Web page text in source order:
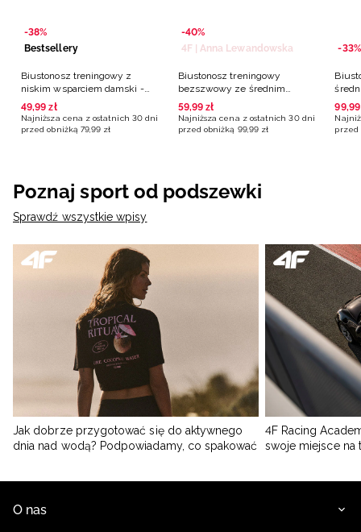
-38%
Bestsellery
Biustonosz treningowy z
niskim wsparciem damski -
czarny
49,99 zł
Najniższa cena z ostatnich 30 dni
przed obniżką 79,99 zł
-40%
4F | Anna Lewandowska
Biustonosz treningowy
bezszwowy ze średnim
wsparciem 4F | Anna
Lewandowska - niebieski
59,99 zł
Najniższa cena z ostatnich 30 dni
przed obniżką 99,99 zł
-33%
99,99
przed
Poznaj sport od podszewki
Sprawdź wszystkie wpisy
Jak dobrze przygotować się do aktywnego
dnia nad wodą? Podpowiadamy, co spakować
4F Racing
swoje miejsce na
O nas